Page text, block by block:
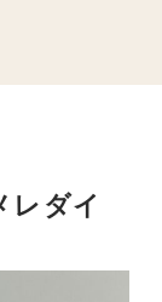
レダイ